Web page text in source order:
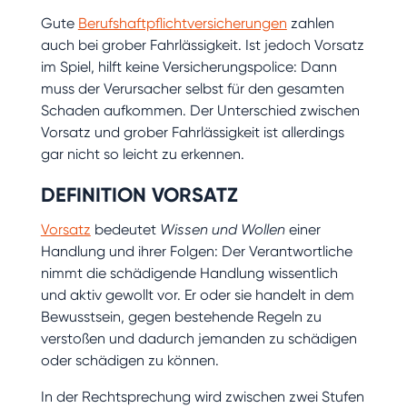
Gute Berufshaftpflichtversicherungen zahlen
auch bei grober Fahrlässigkeit. Ist jedoch Vorsatz
im Spiel, hilft keine Versicherungspolice: Dann
muss der Verursacher selbst für den gesamten
Schaden aufkommen. Der Unterschied zwischen
Vorsatz und grober Fahrlässigkeit ist allerdings
gar nicht so leicht zu erkennen.
DEFINITION VORSATZ
Vorsatz bedeutet Wissen und Wolleneiner
Handlung und ihrer Folgen: Der Verantwortliche
nimmt die schädigende Handlung wissentlich
und aktiv gewollt vor. Er oder sie handelt in dem
Bewusstsein, gegen bestehende Regeln zu
verstoßen und dadurch jemanden zu schädigen
oder schädigen zu können.
In der Rechtsprechung wird zwischen zwei Stufen